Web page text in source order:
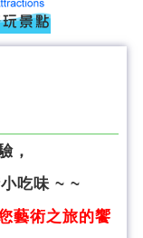
，
吃味 ~ ~
藝術之旅的饗